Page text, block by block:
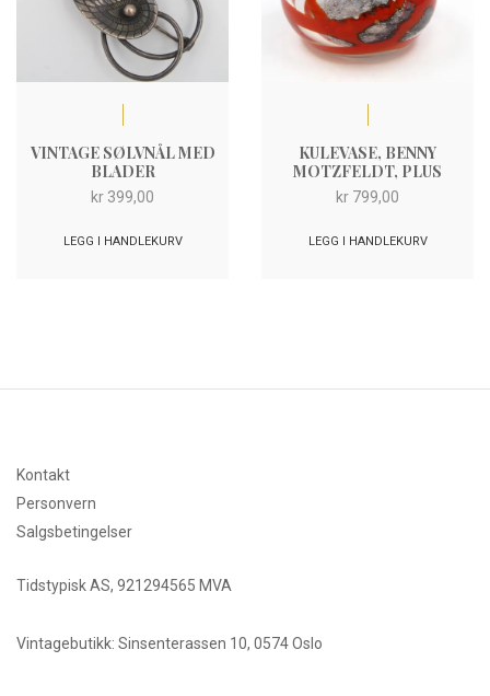
VINTAGE SØLVNÅL MED
BLADER
kr 399,00
LEGG I HANDLEKURV
KULEVASE, BENNY
MOTZFELDT, PLUS
kr 799,00
LEGG I HANDLEKURV
Kontakt
Personvern
Salgsbetingelser
Tidstypisk AS, 921294565 MVA
Vintagebutikk: Sinsenterassen 10, 0574 Oslo